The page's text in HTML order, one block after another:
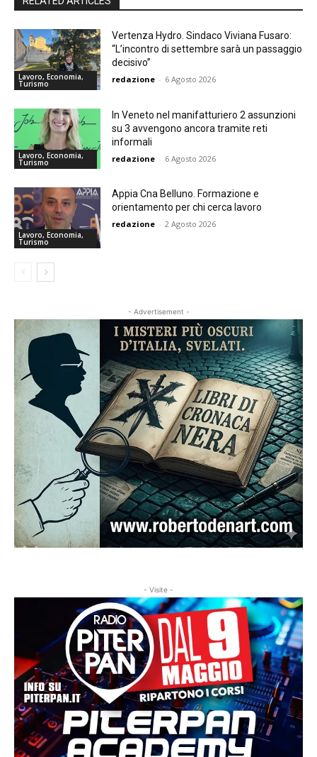
Lavoro, Economia,
Turismo
Vertenza Hydro. Sindaco Viviana Fusaro:
“L’incontro di settembre sarà un passaggio
decisivo”
redazione - 6 Agosto 2026
Lavoro, Economia,
Turismo
In Veneto nel manifatturiero 2 assunzioni
su 3 avvengono ancora tramite reti
informali
redazione - 6 Agosto 2026
Lavoro, Economia,
Turismo
Appia Cna Belluno. Formazione e
orientamento per chi cerca lavoro
redazione - 2 Agosto 2026
- Advertisement -
- Visite -